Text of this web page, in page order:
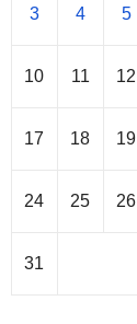
3 4 5
10 11 12
17 18 19
24 25 26
31